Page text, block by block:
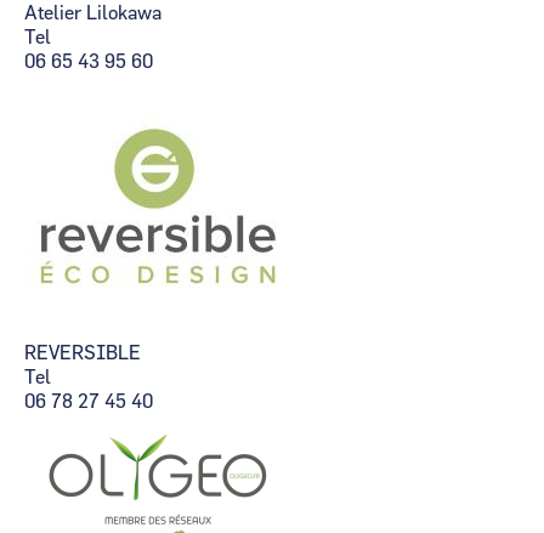
Atelier Lilokawa
Tel
06 65 43 95 60
REVERSIBLE
Tel
06 78 27 45 40